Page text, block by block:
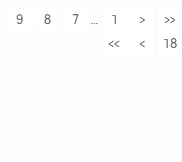
<<
<
1
...
7
8
9
18
>
>>